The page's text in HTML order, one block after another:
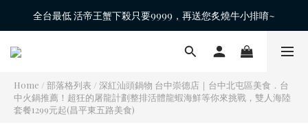
全台最低 活帝王蟹下殺只要9999，再送您炙燒牛小排唷~
Home / 部落格列表 / 深紅汕頭鍋物 台中崇德店｜台中北屯區美食．台
中火鍋推薦！超狂的屠龍計劃整排活體龍蝦海鮮等你來挑戰，雙人海陸
套餐1299元起(昌平東五路美食)